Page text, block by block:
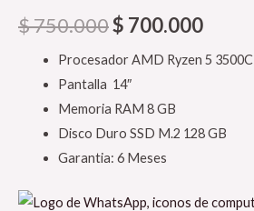
$750.000$ 700.000
Procesador AMD Ryzen 5 3500C
Pantalla 14″
Memoria RAM 8 GB
Disco Duro SSD M.2 128 GB
Garantia: 6 Meses